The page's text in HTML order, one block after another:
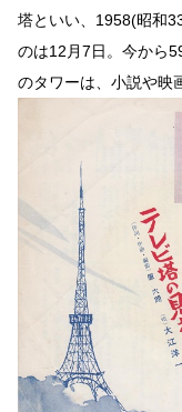
塔といい、1958(昭和
のは12月7日。今から
のタワーは、小説や映